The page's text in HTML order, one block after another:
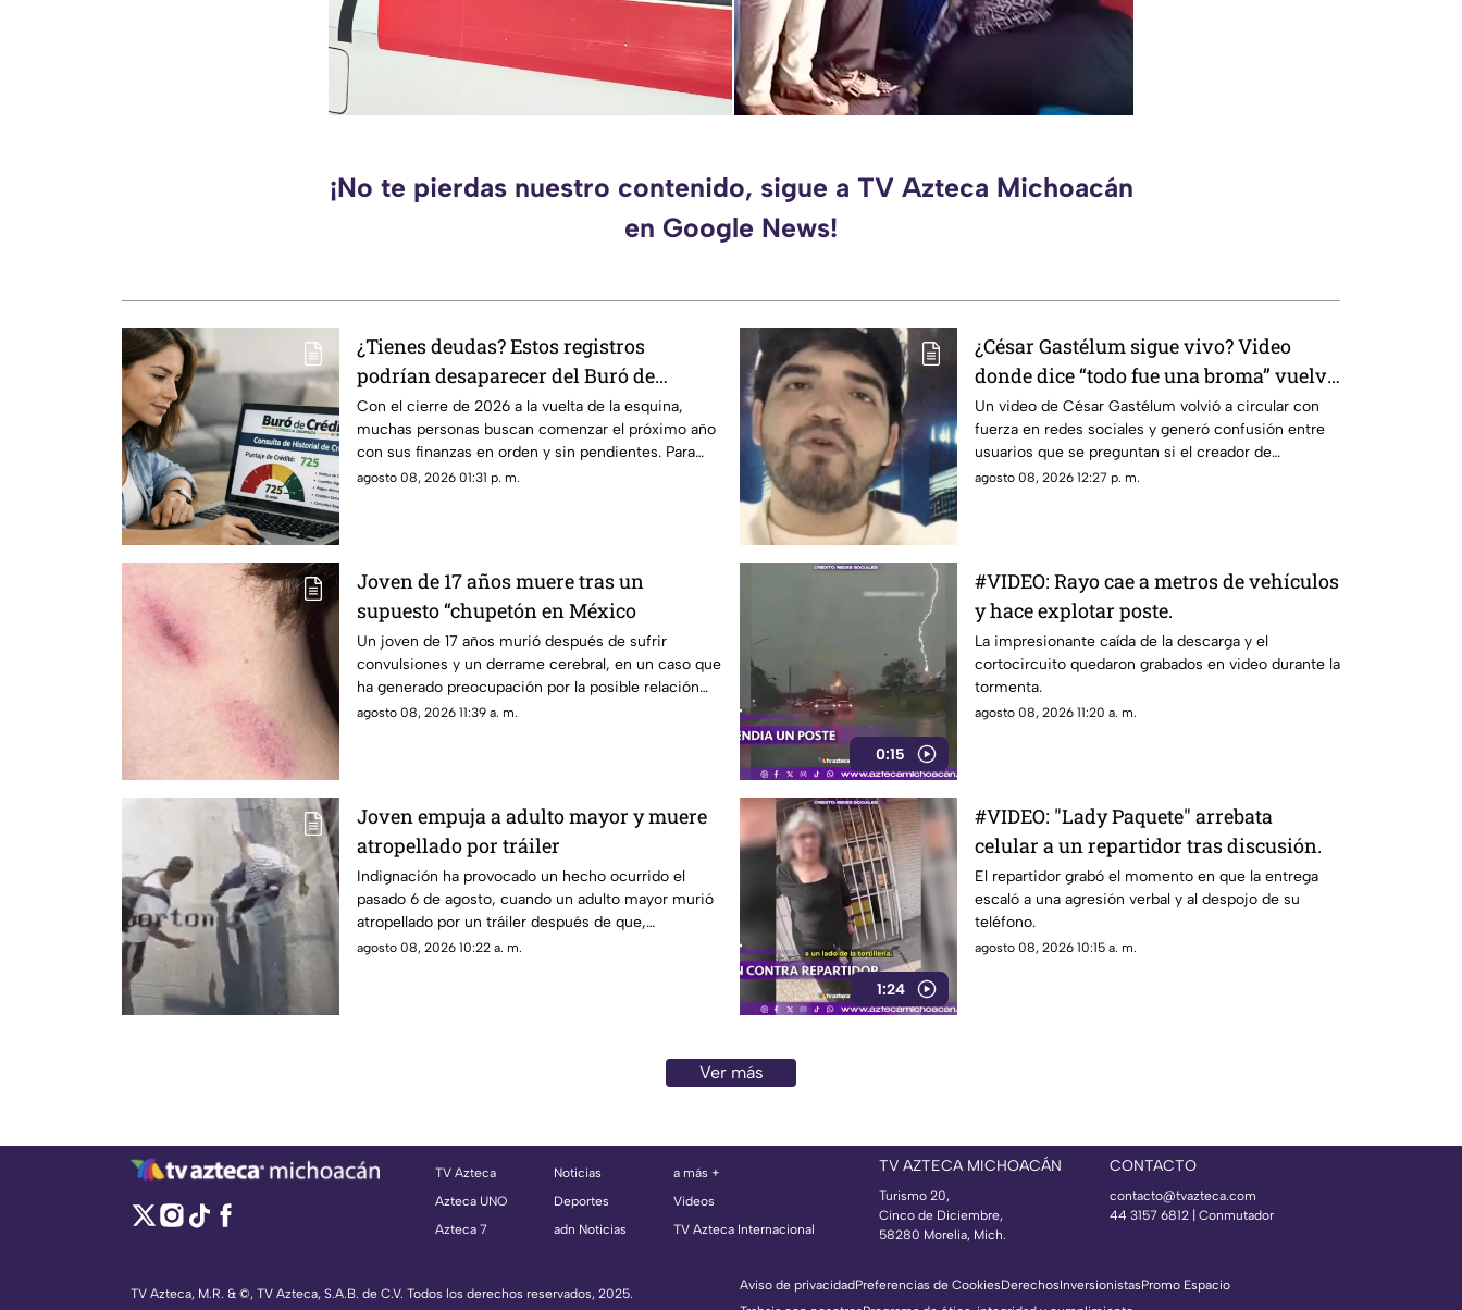
¡No te pierdas nuestro contenido, sigue a TV Azteca Michoacán
en Google News!
¿Tienes deudas? Estos registros
podrían desaparecer del Buró de
Crédito en 2026
Con el cierre de 2026 a la vuelta de la esquina,
muchas personas buscan comenzar el próximo año
con sus finanzas en orden y sin pendientes. Para
quienes tienen adeudos, existe una duda frecuente:
agosto 08, 2026 01:31 p. m.
¿César Gastélum sigue vivo? Video
donde dice “todo fue una broma” vuelve
a hacerse viral
Un video de César Gastélum volvió a circular con
fuerza en redes sociales y generó confusión entre
usuarios que se preguntan si el creador de
contenido continúa con vida. En la grabación, el
agosto 08, 2026 12:27 p. m.
Joven de 17 años muere tras un
supuesto “chupetón en México
Un joven de 17 años murió después de sufrir
convulsiones y un derrame cerebral, en un caso que
ha generado preocupación por la posible relación
con un “chupetón” que habría recibido de su pareja
agosto 08, 2026 11:39 a. m.
0:15
#VIDEO: Rayo cae a metros de vehículos
y hace explotar poste.
La impresionante caída de la descarga y el
cortocircuito quedaron grabados en video durante la
tormenta.
agosto 08, 2026 11:20 a. m.
Joven empuja a adulto mayor y muere
atropellado por tráiler
Indignación ha provocado un hecho ocurrido el
pasado 6 de agosto, cuando un adulto mayor murió
atropellado por un tráiler después de que,
aparentemente, un joven lo empujara hacia el
agosto 08, 2026 10:22 a. m.
1:24
#VIDEO: "Lady Paquete" arrebata
celular a un repartidor tras discusión.
El repartidor grabó el momento en que la entrega
escaló a una agresión verbal y al despojo de su
teléfono.
agosto 08, 2026 10:15 a. m.
Ver más
TV Azteca
Azteca UNO
Azteca 7
Noticias
Deportes
adn Noticias
a más +
Videos
TV Azteca Internacional
TV AZTECA MICHOACÁN
Turismo 20,
Cinco de Diciembre,
58280 Morelia, Mich.
CONTACTO
contacto@tvazteca.com
44 3157 6812 | Conmutador
TV Azteca, M.R. & ©, TV Azteca, S.A.B. de C.V. Todos los derechos reservados, 2025.
Aviso de privacidadPreferencias de CookiesDerechosInversionistasPromo Espacio